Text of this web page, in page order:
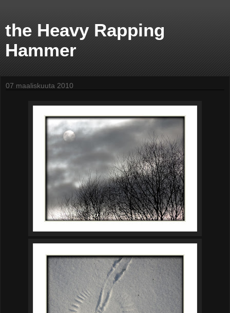
the Heavy Rapping
Hammer
07 maaliskuuta 2010